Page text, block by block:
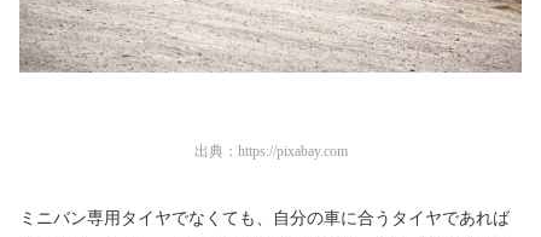
出典： https://pixabay.com
ミニバン専用タイヤでなくても、自分の車に合うタイヤであれば